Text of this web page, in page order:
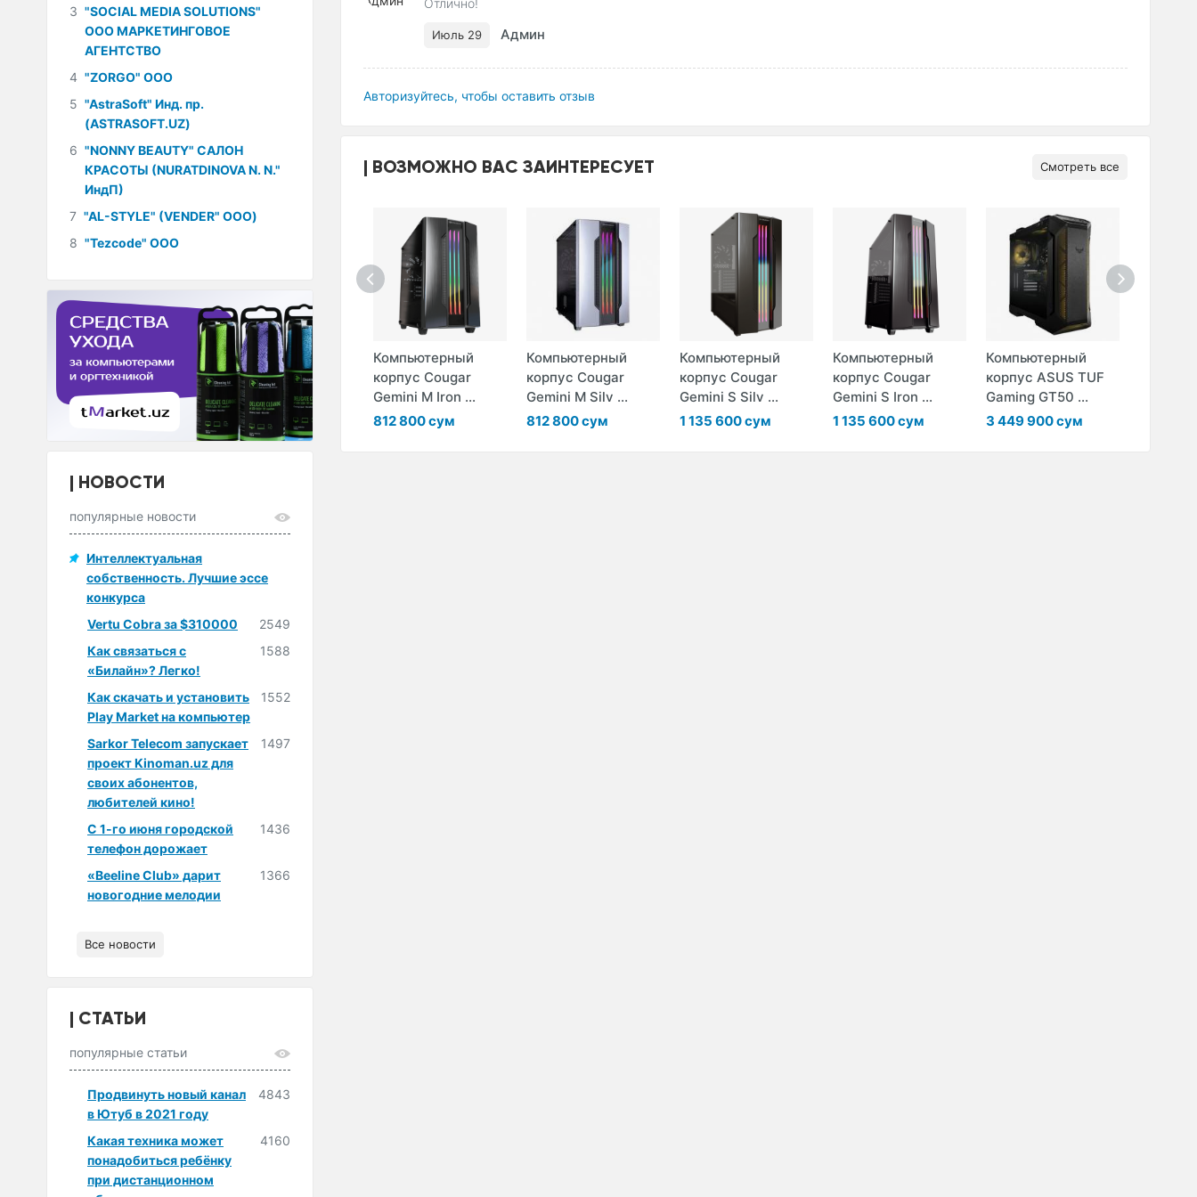
Отлично!
Июль 29 Админ
Авторизуйтесь, чтобы оставить отзыв
ВОЗМОЖНО ВАС ЗАИНТЕРЕСУЕТ Смотреть все
Компьютерный
корпус Cougar
MX330-G
704 400 сум
Компьютерный
корпус GameMax
MINI Abyss H ...
904 500 сум
Компьютерный
корпус Cougar
Gemini M Iron ...
812 800 сум
Компьютерный
корпус Cougar
Gemini M Silv ...
812 800 сум
Компьютерный
корпус Cougar
Gemini S Silv ...
1 135 600 сум
Компьютерный
корпус Cougar
Gemini S Iron ...
1 135 600 сум
Компьютерный
корпус ASUS TUF
Gaming GT50 ...
3 449 900 сум
3 "SOCIAL MEDIA SOLUTIONS"
ООО МАРКЕТИНГОВОЕ
АГЕНТСТВО
4 "ZORGO" ООО
5 "AstraSoft" Инд. пр.
(ASTRASOFT.UZ)
6 "NONNY BEAUTY" САЛОН
КРАСОТЫ (NURATDINOVA N. N."
ИндП)
7 "AL-STYLE" (VENDER" ООО)
8 "Tezcode" ООО
НОВОСТИ
популярные новости
Интеллектуальная
собственность. Лучшие эссе
конкурса
Vertu Cobra за $310000
2549
Как связаться с
«Билайн»? Легко!
1588
Как скачать и установить
Play Market на компьютер
1552
Sarkor Telecom запускает
проект Kinoman.uz для
своих абонентов,
любителей кино!
1497
С 1-го июня городской
телефон дорожает
1436
«Beeline Club» дарит
новогодние мелодии
1366
Все новости
СТАТЬИ
популярные статьи
Продвинуть новый канал
в Ютуб в 2021 году
4843
Какая техника может
понадобиться ребёнку
при дистанционном
4160